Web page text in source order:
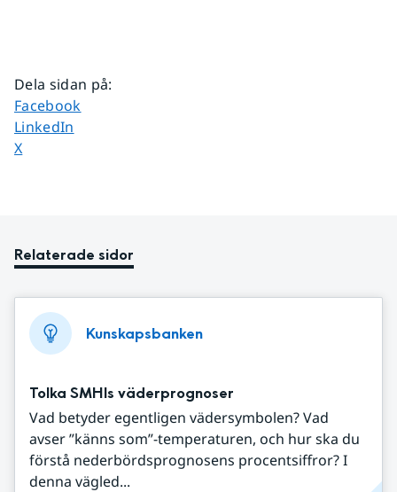
Dela sidan på:
Dela sidan på
Facebook
Dela sidan på
LinkedIn
Dela sidan på
X
Relaterade sidor
Kunskapsbanken
Tolka SMHIs väderprognoser
Vad betyder egentligen vädersymbolen? Vad
avser ”känns som”-temperaturen, och hur ska du
förstå nederbördsprognosens procentsiffror? I
denna vägled...